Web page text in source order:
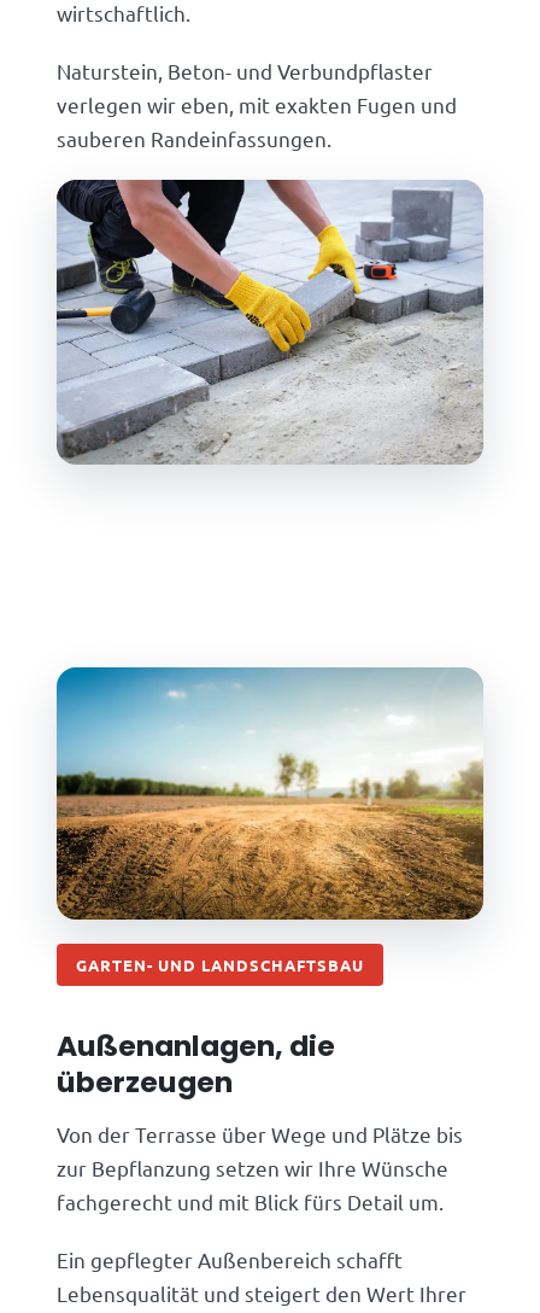
wirtschaftlich.
Naturstein, Beton- und Verbundpflaster
verlegen wir eben, mit exakten Fugen und
sauberen Randeinfassungen.
GARTEN- UND LANDSCHAFTSBAU
Außenanlagen, die
überzeugen
Von der Terrasse über Wege und Plätze bis
zur Bepflanzung setzen wir Ihre Wünsche
fachgerecht und mit Blick fürs Detail um.
Ein gepflegter Außenbereich schafft
Lebensqualität und steigert den Wert Ihrer